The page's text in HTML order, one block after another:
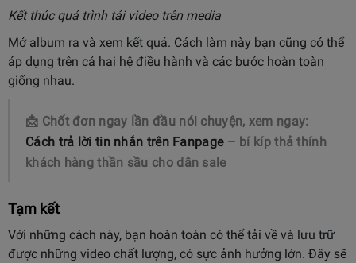
Kết thúc quá trình tải video trên media
Mở album ra và xem kết quả. Cách làm này bạn cũng có thể
áp dụng trên cả hai hệ điều hành và các bước hoàn toàn
giống nhau.
📩 Chốt đơn ngay lần đầu nói chuyện, xem ngay:
Cách trả lời tin nhắn trên Fanpage– bí kíp thả thính
khách hàng thần sầu cho dân sale
Tạm kết
Với những cách này, bạn hoàn toàn có thể tải về và lưu trữ
được những video chất lượng, có sực ảnh hưởng lớn. Đây sẽ